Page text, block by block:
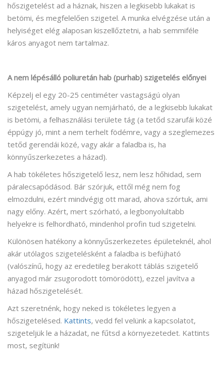
hőszigetelést ad a háznak, hiszen a legkisebb lukakat is
betömi, és megfelelően szigetel. A munka elvégzése után a
helyiséget elég alaposan kiszellőztetni, a hab semmiféle
káros anyagot nem tartalmaz.
A nem lépésálló poliuretán hab (purhab) szigetelés előnyei
Képzelj el egy 20-25 centiméter vastagságú olyan
szigetelést, amely ugyan nemjárható, de a legkisebb lukakat
is betömi, a felhasználási területe tág (a tetőd szarufái közé
éppúgy jó, mint a nem terhelt födémre, vagy a szeglemezes
tetőd gerendái közé, vagy akár a faladba is, ha
könnyűszerkezetes a házad).
A hab tökéletes hőszigetelő lesz, nem lesz hőhidad, sem
páralecsapódásod. Bár szórjuk, ettől még nem fog
elmozdulni, ezért mindvégig ott marad, ahova szórtuk, ami
nagy előny. Azért, mert szórható, a legbonyolultabb
helyekre is felhordható, mindenhol profin tud szigetelni.
Különösen hatékony a könnyűszerkezetes épületeknél, ahol
akár utólagos szigetelésként a faladba is befújható
(valószínű, hogy az eredetileg berakott táblás szigetelő
anyagod már zsugorodott tömörödött), ezzel javítva a
házad hőszigetelését.
Azt szeretnénk, hogy neked is tökéletes legyen a
hőszigetelésed. Kattints, vedd fel velünk a kapcsolatot,
szigeteljük le a házadat, ne fűtsd a környezetedet. Kattints
most, segítünk!